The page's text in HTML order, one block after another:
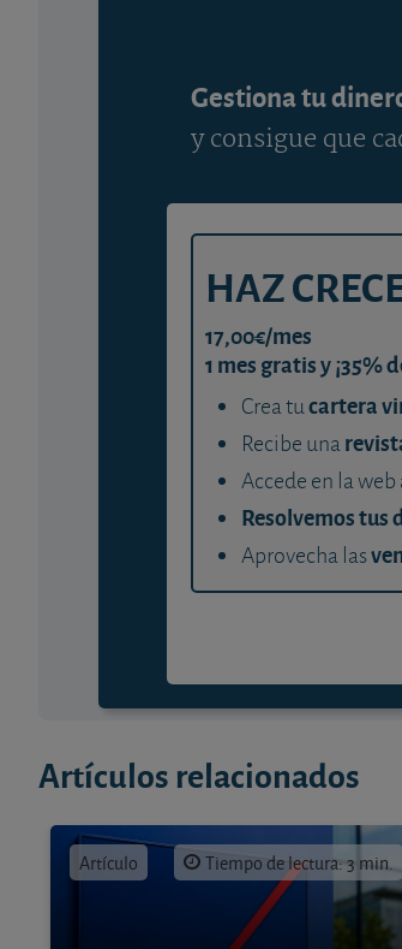
Gestiona tu
y consigue que
HAZ
17,00€/mes
1 mes gratis y
Crea tucartera
Recibe una
Accede en la web
Resolvemos tus
Aprovecha las
Artículos relacionados
Artículo Tiempo de lectura: 3 min.